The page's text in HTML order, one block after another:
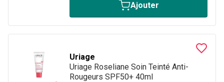
Ajouter
Uriage
Uriage Roseliane Soin Teinté Anti-
Rougeurs SPF50+ 40ml